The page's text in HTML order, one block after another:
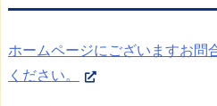
業
期
ホームページにございますお問
ください。